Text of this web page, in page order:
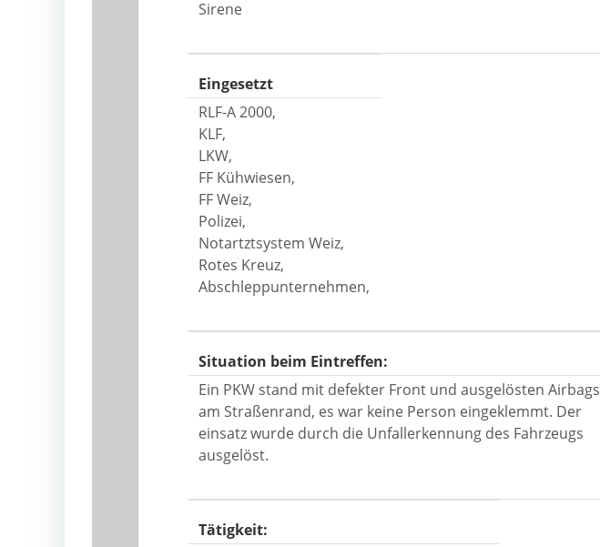
Sirene
Eingesetzt
RLF-A 2000,
KLF,
LKW,
FF Kühwiesen,
FF Weiz,
Polizei,
Notartztsystem Weiz,
Rotes Kreuz,
Abschleppunternehmen,
Situation beim Eintreffen:
Ein PKW stand mit defekter Front und ausgelösten Airbags
am Straßenrand, es war keine Person eingeklemmt. Der
einsatz wurde durch die Unfallerkennung des Fahrzeugs
ausgelöst.
Tätigkeit: